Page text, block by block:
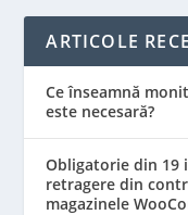
ARTICOLE
Ce înseamnă
este necesară?
Obligatorie din 19
retragere din
magazinele